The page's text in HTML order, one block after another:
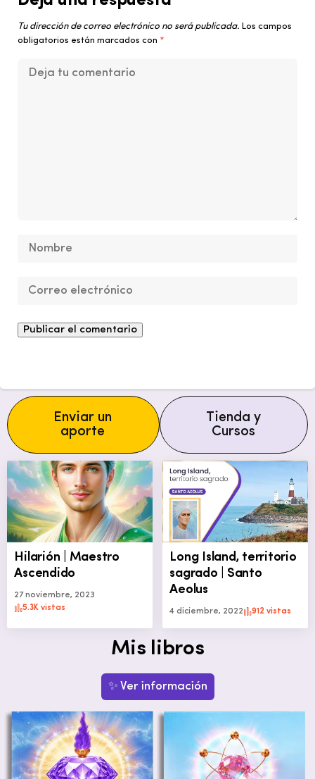
Tu dirección de correo electrónico no será publicada. Los campos
obligatorios están marcados con *
Enviar un
aporte
Tienda y
Cursos
Hilarión | Maestro
Ascendido
27 noviembre, 2023
5.3K vistas
Long Island, territorio
sagrado | Santo
Aeolus
4 diciembre, 2022 912 vistas
Mis libros
✨ Ver información